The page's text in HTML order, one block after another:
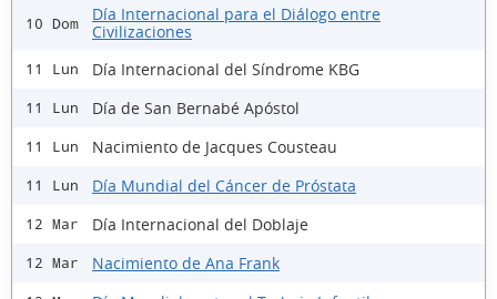
10 Dom
Día Internacional para el Diálogo entre
Civilizaciones
11 Lun Día Internacional del Síndrome KBG
11 Lun Día de San Bernabé Apóstol
11 Lun Nacimiento de Jacques Cousteau
11 Lun Día Mundial del Cáncer de Próstata
12 Mar Día Internacional del Doblaje
12 Mar Nacimiento de Ana Frank